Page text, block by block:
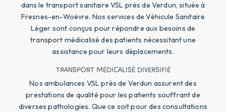
dans le transport sanitaire VSL près de Verdun, située à
Fresnes-en-Woëvre. Nos services de Véhicule Sanitaire
Léger sont conçus pour répondre aux besoins de
transport médicalisé des patients nécessitant une
assistance pour leurs déplacements.
TRANSPORT MÉDICALISÉ DIVERSIFIÉ
Nos ambulances VSL près de Verdun assurent des
prestations de qualité pour les patients souffrant de
diverses pathologies. Que ce soit pour des consultations